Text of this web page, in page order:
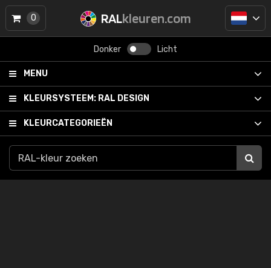
RALkleuren.com
Donker Licht
MENU
KLEURSYSTEEM: RAL DESIGN
KLEURCATEGORIEËN
0